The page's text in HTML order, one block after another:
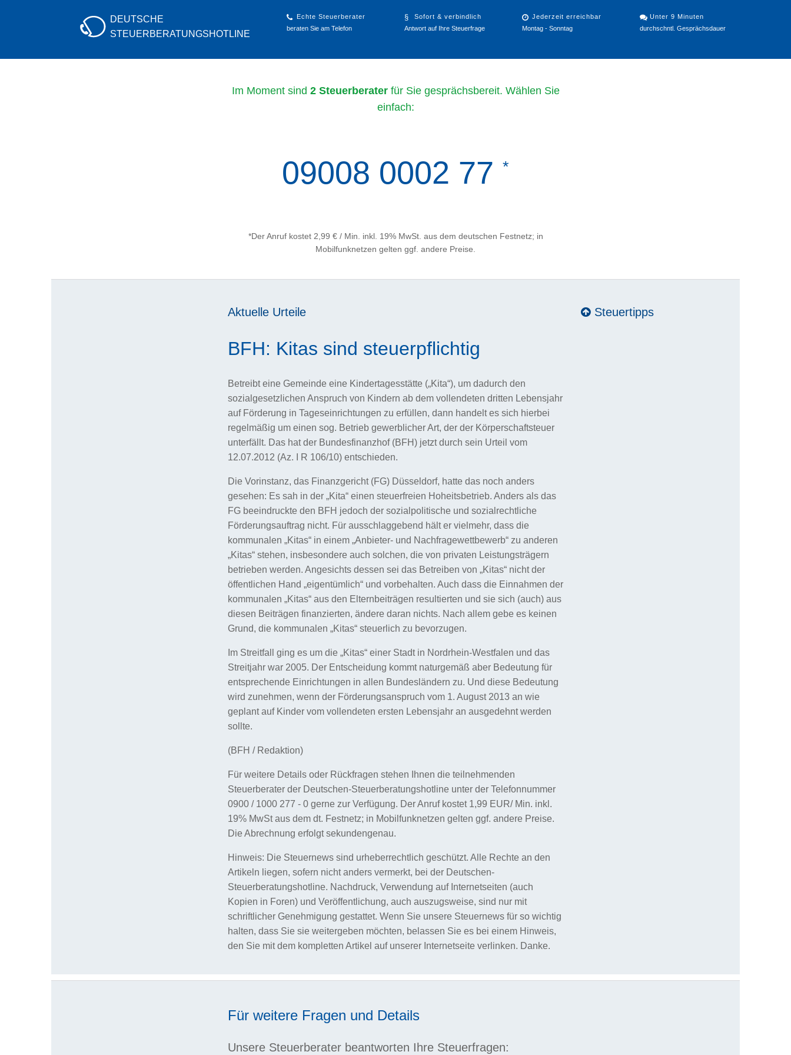
DEUTSCHE
STEUERBERATUNGSHOTLINE
Echte Steuerberater
beraten Sie am Telefon
Sofort & verbindlich
Antwort auf Ihre Steuerfrage
Jederzeit erreichbar
Montag - Sonntag
Unter 9 Minuten
durchschntl. Gesprächsdauer
Im Moment sind 2 Steuerberaterfür Sie gesprächsbereit. Wählen Sie
einfach:
09008 0002 77 *
*Der Anruf kostet 2,99 € / Min. inkl. 19% MwSt. aus dem deutschen Festnetz; in
Mobilfunknetzen gelten ggf. andere Preise.
Aktuelle Urteile
BFH: Kitas sind steuerpflichtig
Betreibt eine Gemeinde eine Kindertagesstätte („Kita“), um dadurch den
sozialgesetzlichen Anspruch von Kindern ab dem vollendeten dritten Lebensjahr
auf Förderung in Tageseinrichtungen zu erfüllen, dann handelt es sich hierbei
regelmäßig um einen sog. Betrieb gewerblicher Art, der der Körperschaftsteuer
unterfällt. Das hat der Bundesfinanzhof (BFH) jetzt durch sein Urteil vom
12.07.2012 (Az. I R 106/10) entschieden.
Die Vorinstanz, das Finanzgericht (FG) Düsseldorf, hatte das noch anders
gesehen: Es sah in der „Kita“ einen steuerfreien Hoheitsbetrieb. Anders als das
FG beeindruckte den BFH jedoch der sozialpolitische und sozialrechtliche
Förderungsauftrag nicht. Für ausschlaggebend hält er vielmehr, dass die
kommunalen „Kitas“ in einem „Anbieter- und Nachfragewettbewerb“ zu anderen
„Kitas“ stehen, insbesondere auch solchen, die von privaten Leistungsträgern
betrieben werden. Angesichts dessen sei das Betreiben von „Kitas“ nicht der
öffentlichen Hand „eigentümlich“ und vorbehalten. Auch dass die Einnahmen der
kommunalen „Kitas“ aus den Elternbeiträgen resultierten und sie sich (auch) aus
diesen Beiträgen finanzierten, ändere daran nichts. Nach allem gebe es keinen
Grund, die kommunalen „Kitas“ steuerlich zu bevorzugen.
Im Streitfall ging es um die „Kitas“ einer Stadt in Nordrhein-Westfalen und das
Streitjahr war 2005. Der Entscheidung kommt naturgemäß aber Bedeutung für
entsprechende Einrichtungen in allen Bundesländern zu. Und diese Bedeutung
wird zunehmen, wenn der Förderungsanspruch vom 1. August 2013 an wie
geplant auf Kinder vom vollendeten ersten Lebensjahr an ausgedehnt werden
sollte.
(BFH / Redaktion)
Für weitere Details oder Rückfragen stehen Ihnen die teilnehmenden
Steuerberater der Deutschen-Steuerberatungshotline unter der Telefonnummer
0900 / 1000 277 - 0 gerne zur Verfügung. Der Anruf kostet 1,99 EUR/ Min. inkl.
19% MwSt aus dem dt. Festnetz; in Mobilfunknetzen gelten ggf. andere Preise.
Die Abrechnung erfolgt sekundengenau.
Hinweis: Die Steuernews sind urheberrechtlich geschützt. Alle Rechte an den
Artikeln liegen, sofern nicht anders vermerkt, bei der Deutschen-
Steuerberatungshotline. Nachdruck, Verwendung auf Internetseiten (auch
Kopien in Foren) und Veröffentlichung, auch auszugsweise, sind nur mit
schriftlicher Genehmigung gestattet. Wenn Sie unsere Steuernews für so wichtig
halten, dass Sie sie weitergeben möchten, belassen Sie es bei einem Hinweis,
den Sie mit dem kompletten Artikel auf unserer Internetseite verlinken. Danke.
Steuertipps
Für weitere Fragen und Details
Unsere Steuerberater beantworten Ihre Steuerfragen: